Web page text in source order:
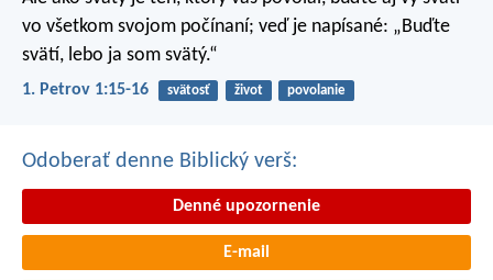
vo všetkom svojom počínaní; veď je napísané: „Buďte
svätí, lebo ja som svätý.“
1. Petrov 1:15-16 svätosť život povolanie
Odoberať denne Biblický verš:
Denné upozornenie
E-mail